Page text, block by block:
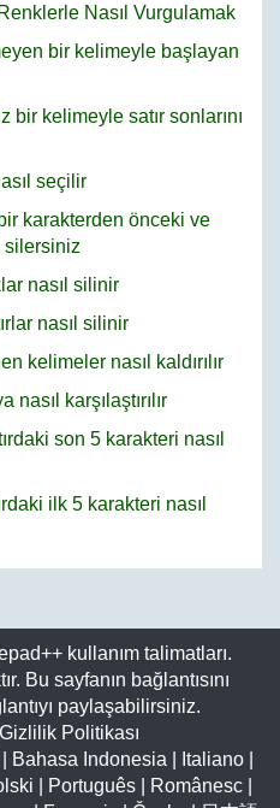
Nasıl Vurgulamak
bir kelimeyle başlayan
bir kelimeyle satır sonlarını
seçilir
karakterden önceki ve
silersiniz
nasıl silinir
nasıl silinir
kelimeler nasıl kaldırılır
karşılaştırılır
son 5 karakteri nasıl
ilk 5 karakteri nasıl
kullanım talimatları.
Bu sayfanın bağlantısını
paylaşabilirsiniz.
Gizlilik Politikası
Bahasa Indonesia Italiano|
Português| Românesc|